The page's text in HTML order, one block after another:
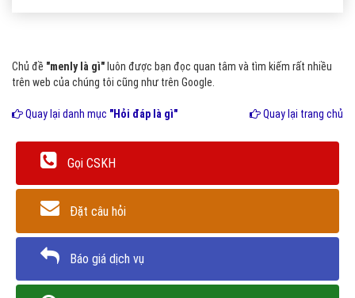
phương, hoặc là cùng gia đình hay đơn giản chỉ là hai con
Chủ đề "menly là gì" luôn được bạn đọc quan tâm và tìm kiếm rất nhiều
trên web của chúng tôi cũng như trên Google.
Quay lại danh mục "Hỏi đáp là gì" Quay lại trang chủ
Gọi CSKH
Đặt câu hỏi
Báo giá dịch vụ